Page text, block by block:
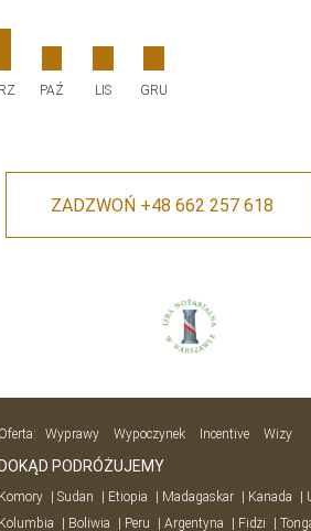
PAŹ LIS GRU
ZADZWOŃ +48 662 257 618
Oferta: Wyprawy Wypoczynek Incentive Wizy
DOKĄD PODRÓŻUJEMY
Komory Sudan Etiopia Madagaskar Kanada
Kolumbia
Boliwia Peru Argentyna Fidżi